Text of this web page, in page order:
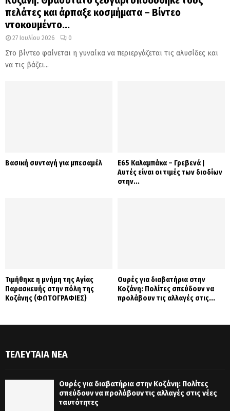
πελάτες και άρπαξε κοσμήματα – Βίντεο
ντοκουμέντο...
27 Ιουλίου 2026 0
Στο βίντεο φαίνεται η γυναίκα να περιεργάζεται τις αλυσίδες και
να τις βάζει...
Βασική συνταγή για μπεσαμέλ
Ε65 Καλαμπάκα – Γρεβενά |
Αυτές είναι οι τιμές των διοδίων
στην...
Τιμήθηκε η μνήμη της Αγίας
Παρασκευής στην πόλη της
Κοζάνης (ΦΩΤΟΓΡΑΦΙΕΣ)
Ουρές για διαβατήρια στην
Κοζάνη: Πολίτες σπεύδουν να
προλάβουν τις αλλαγές στις...
ΤΕΛΕΥΤΑΊΑ ΝΈΑ
Ουρές για διαβατήρια στην Κοζάνη: Πολίτες
σπεύδουν να προλάβουν τις αλλαγές στις νέες
ταυτότητες